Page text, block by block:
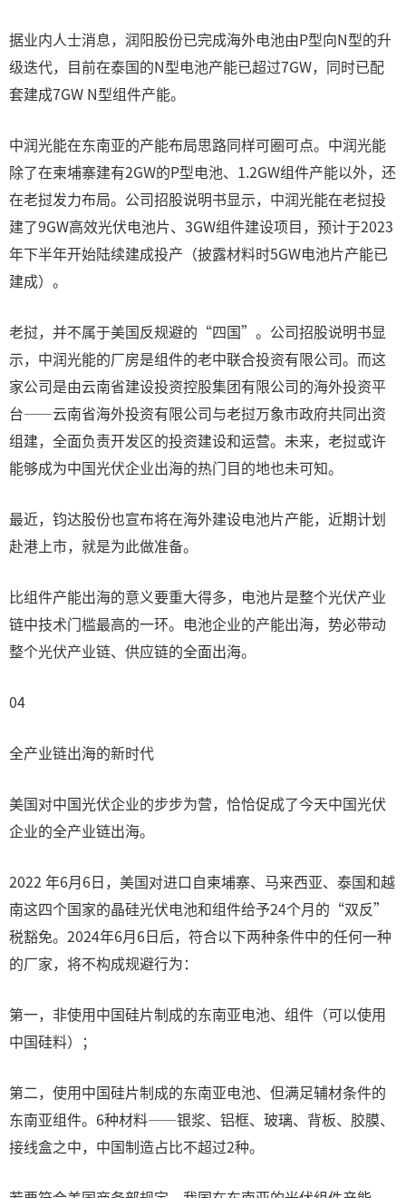
据业内人士消息，润阳股份已完成海外电池由P型向N型的升
级迭代，目前在泰国的N型电池产能已超过7GW，同时已配
套建成7GW N型组件产能。
中润光能在东南亚的产能布局思路同样可圈可点。中润光能
除了在柬埔寨建有2GW的P型电池、1.2GW组件产能以外，还
在老挝发力布局。公司招股说明书显示，中润光能在老挝投
建了9GW高效光伏电池片、3GW组件建设项目，预计于2023
年下半年开始陆续建成投产（披露材料时5GW电池片产能已
建成）。
老挝，并不属于美国反规避的“四国”。公司招股说明书显
示，中润光能的厂房是组件的老中联合投资有限公司。而这
家公司是由云南省建设投资控股集团有限公司的海外投资平
台——云南省海外投资有限公司与老挝万象市政府共同出资
组建，全面负责开发区的投资建设和运营。未来，老挝或许
能够成为中国光伏企业出海的热门目的地也未可知。
最近，钧达股份也宣布将在海外建设电池片产能，近期计划
赴港上市，就是为此做准备。
比组件产能出海的意义要重大得多，电池片是整个光伏产业
链中技术门槛最高的一环。电池企业的产能出海，势必带动
整个光伏产业链、供应链的全面出海。
04
全产业链出海的新时代
美国对中国光伏企业的步步为营，恰恰促成了今天中国光伏
企业的全产业链出海。
2022 年6月6日，美国对进口自柬埔寨、马来西亚、泰国和越
南这四个国家的晶硅光伏电池和组件给予24个月的“双反”
税豁免。2024年6月6日后，符合以下两种条件中的任何一种
的厂家，将不构成规避行为：
第一，非使用中国硅片制成的东南亚电池、组件（可以使用
中国硅料）；
第二，使用中国硅片制成的东南亚电池、但满足辅材条件的
东南亚组件。6种材料——银浆、铝框、玻璃、背板、胶膜、
接线盒之中，中国制造占比不超过2种。